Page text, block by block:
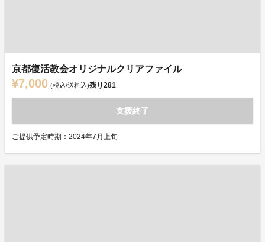
京都復活教会オリジナルクリアファイル
¥7,000 (税込/送料込)残り281
支援終了
ご提供予定時期：2024年7月上旬